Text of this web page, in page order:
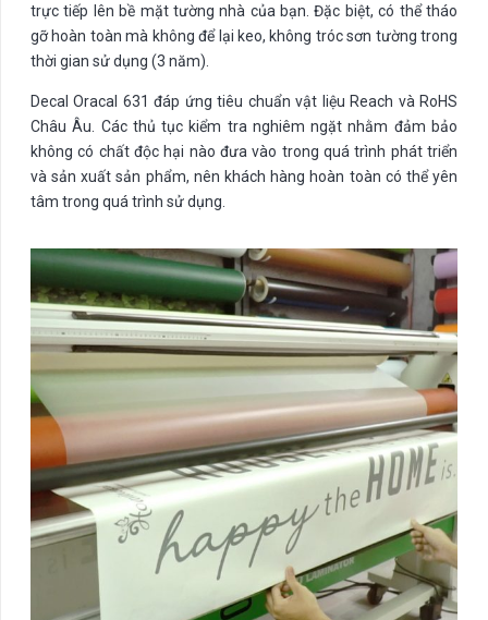
trực tiếp lên bề mặt tường nhà của bạn. Đặc biệt, có thể tháo
gỡ hoàn toàn mà không để lại keo, không tróc sơn tường trong
thời gian sử dụng (3 năm).
Decal Oracal 631 đáp ứng tiêu chuẩn vật liệu Reach và RoHS
Châu Âu. Các thủ tục kiểm tra nghiêm ngặt nhằm đảm bảo
không có chất độc hại nào đưa vào trong quá trình phát triển
và sản xuất sản phẩm, nên khách hàng hoàn toàn có thể yên
tâm trong quá trình sử dụng.